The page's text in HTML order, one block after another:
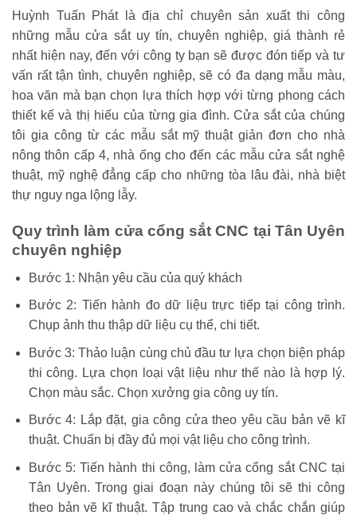
Huỳnh Tuấn Phát là địa chỉ chuyên sản xuất thi công
những mẫu cửa sắt uy tín, chuyên nghiệp, giá thành rẻ
nhất hiện nay, đến với công ty bạn sẽ được đón tiếp và tư
vấn rất tận tình, chuyên nghiệp, sẽ có đa dạng mẫu màu,
hoa văn mà bạn chọn lựa thích hợp với từng phong cách
thiết kế và thị hiếu của từng gia đình. Cửa sắt của chúng
tôi gia công từ các mẫu sắt mỹ thuật giản đơn cho nhà
nông thôn cấp 4, nhà ống cho đến các mẫu cửa sắt nghệ
thuật, mỹ nghệ đẳng cấp cho những tòa lâu đài, nhà biệt
thự nguy nga lộng lẫy.
Quy trình làm cửa cổng sắt CNC tại Tân Uyên
chuyên nghiệp
Bước 1: Nhận yêu cầu của quý khách
Bước 2: Tiến hành đo dữ liệu trực tiếp tại công trình.
Chụp ảnh thu thập dữ liệu cụ thể, chi tiết.
Bước 3: Thảo luận cùng chủ đầu tư lựa chọn biện pháp
thi công. Lựa chọn loại vật liệu như thế nào là hợp lý.
Chọn màu sắc. Chọn xưởng gia công uy tín.
Bước 4: Lắp đặt, gia công cửa theo yêu cầu bản vẽ kĩ
thuật. Chuẩn bị đầy đủ mọi vật liệu cho công trình.
Bước 5: Tiến hành thi công, làm cửa cổng sắt CNC tại
Tân Uyên. Trong giai đoạn này chúng tôi sẽ thi công
theo bản vẽ kĩ thuật. Tập trung cao và chắc chắn giúp